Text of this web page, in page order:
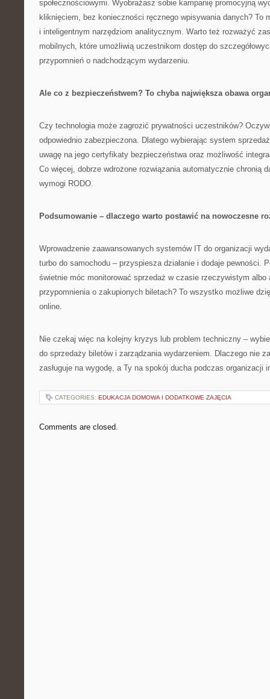
społecznościowymi. Wyobrażasz sobie kampanię promocyjną
kliknięciem, bez konieczności ręcznego wpisywania danych? To
i inteligentnym narzędziom analitycznym. Warto też rozważyć
mobilnych, które umożliwią uczestnikom dostęp do
przypomnień o nadchodzącym wydarzeniu.
Ale co z bezpieczeństwem? To chyba największa obawa
Czy technologia może zagrozić prywatności uczestników?
odpowiednio zabezpieczona. Dlatego wybierając system
uwagę na jego certyfikaty bezpieczeństwa oraz możliwość
Co więcej, dobrze wdrożone rozwiązania automatycznie chronią
wymogi RODO.
Podsumowanie – dlaczego warto postawić na nowoczesne
Wprowadzenie zaawansowanych systemów IT do organizacji
turbo do samochodu – przyspiesza działanie i dodaje pewności.
świetnie móc monitorować sprzedaż w czasie rzeczywistym albo
przypomnienia o zakupionych biletach? To wszystko możliwe
online.
Nie czekaj więc na kolejny kryzys lub problem techniczny –
do sprzedaży biletów i zarządzania wydarzeniem. Dlaczego nie
zasługuje na wygodę, a Ty na spokój ducha podczas organizacji
CATEGORIES: EDUKACJA DOMOWA I DODATKOWE ZAJĘCIA
Comments are closed.